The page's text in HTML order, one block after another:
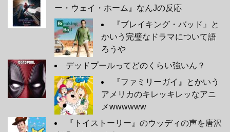
ー・ウェイ・ホーム』なんJの反応
『ブレイキング・バッド』と
かいう完璧なドラマについて語
ろうや
デッドプールってどのくらい強いん？
『ファミリーガイ』とかいう
アメリカのキレッキレッなアニ
メwwwwww
『トイストーリー』のウッディの声を唐沢